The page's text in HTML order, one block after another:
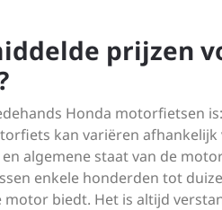
prijzen
Honda motorfietsen
kan variëren
algemene staat van de
enkele honderden tot
biedt. Het is altijd